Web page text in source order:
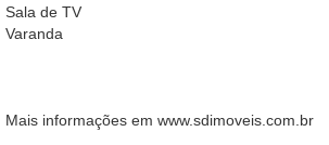
Sala de TV
Varanda
Mais informações em www.sdimoveis.com.br